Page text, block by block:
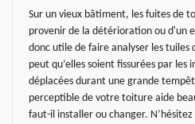
Sur un vieux bâtiment, les fuites de
provenir de la détérioration ou d'un
donc utile de faire analyser les
peut qu’elles soient fissurées par
déplacées durant une grande
perceptible de votre toiture aide
faut-il installer ou changer. N’hésitez